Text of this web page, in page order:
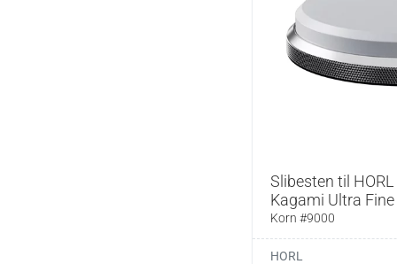
Slibesten til
Kagami Ultra Fine
Korn #9000
HORL